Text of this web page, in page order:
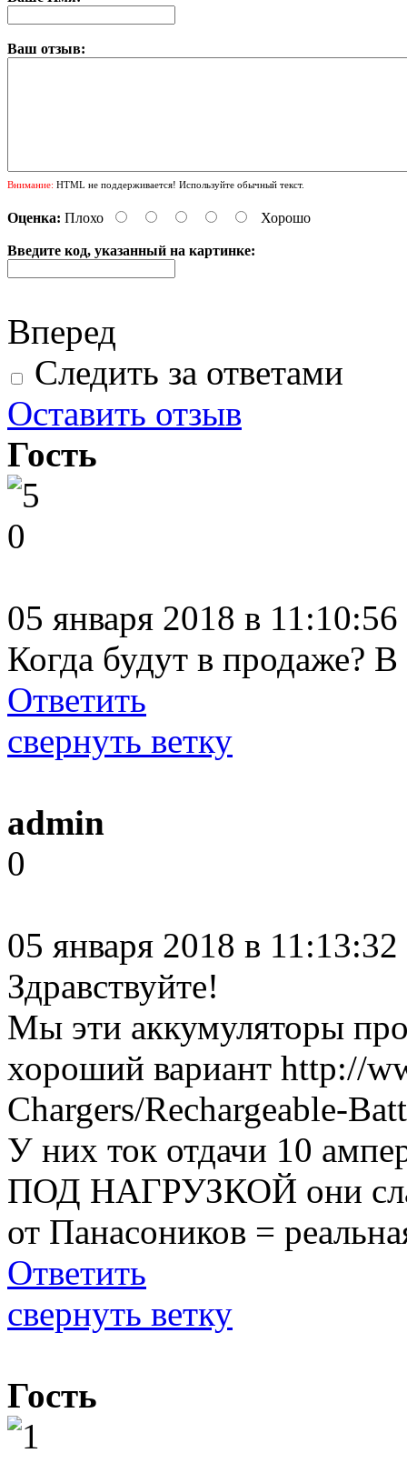
Ваш отзыв:
Внимание: HTML не поддерживается! Используйте обычный текст.
Оценка: Плохо Хорошо
Введите код, указанный на картинке:
Вперед
Следить за ответами
Оставить отзыв
Гость
0
05 января 2018 в
Когда будут в продаже?
Ответить
свернуть ветку
admin
0
05 января 2018 в
Здравствуйте!
Мы эти аккумуляторы
хороший вариант http://
Chargers/Rechargeable-
У них ток отдачи 10
ПОД НАГРУЗКОЙ они
от Панасоников =
Ответить
свернуть ветку
Гость